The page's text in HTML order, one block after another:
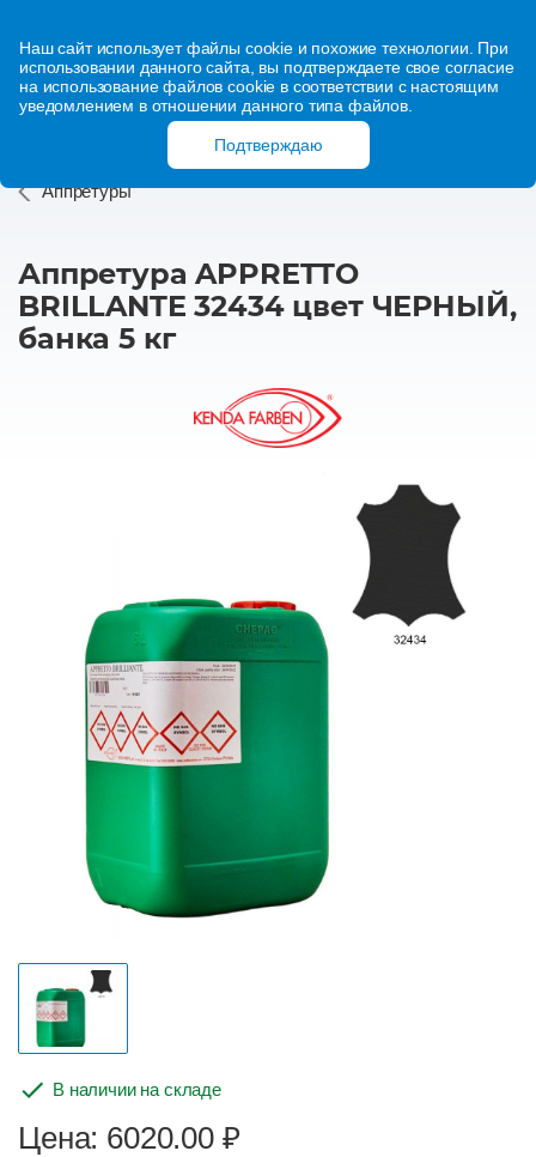
Наш сайт использует файлы cookie и похожие технологии. При
использовании данного сайта, вы подтверждаете свое согласие
на использование файлов cookie в соответствии с настоящим
уведомлением в отношении данного типа файлов.
Подтверждаю
Аппретуры
Аппретура APPRETTO
BRILLANTE 32434 цвет ЧЕРНЫЙ,
банка 5 кг
В наличии на складе
Цена: 6020.00 ₽